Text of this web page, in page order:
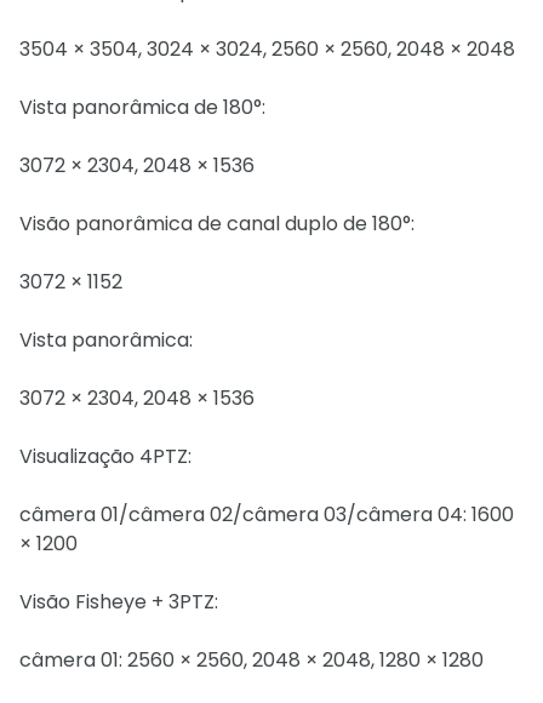
3504 × 3504, 3024 × 3024, 2560 × 2560, 2048 × 2048
Vista panorâmica de 180°:
3072 × 2304, 2048 × 1536
Visão panorâmica de canal duplo de 180°:
3072 × 1152
Vista panorâmica:
3072 × 2304, 2048 × 1536
Visualização 4PTZ:
câmera 01/câmera 02/câmera 03/câmera 04: 1600
× 1200
Visão Fisheye + 3PTZ:
câmera 01: 2560 × 2560, 2048 × 2048, 1280 × 1280